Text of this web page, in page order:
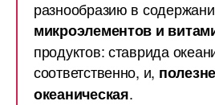
разнообразию в
микроэлементов и
продуктов: ставрида
соответственно, и,
океаническая.